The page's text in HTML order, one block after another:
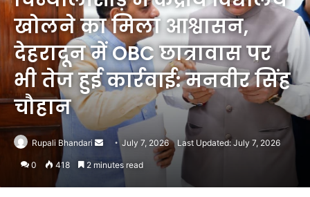
खोलने का मिला आश्वासन,
देहरादून में OBC छात्रावास पर
भी तेज हुई कार्रवाई: मनवीर सिंह
चौहान
Rupali Bhandari
SendJuly 7, 2026 Last Updated: July 7, 2026
0 418 2 minutes read